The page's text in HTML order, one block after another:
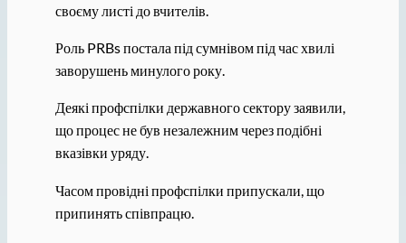
своєму листі до вчителів.
Роль PRBs постала під сумнівом під час хвилі
заворушень минулого року.
Деякі профспілки державного сектору заявили,
що процес не був незалежним через подібні
вказівки уряду.
Часом провідні профспілки припускали, що
припинять співпрацю.